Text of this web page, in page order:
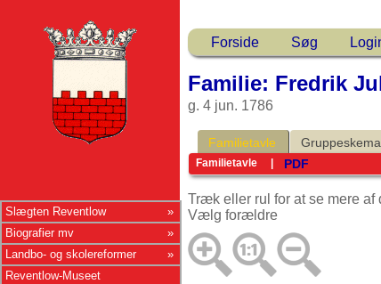
Slægten Reventlow
Biografier mv
Landbo- og skolereformer
Reventlow-Museet
Forside Søg
Familie: Fredrik
g. 4 jun. 1786
Familietavle Gruppeskema
Familietavle PDF
Træk eller rul for at se mere af
Vælg forældre